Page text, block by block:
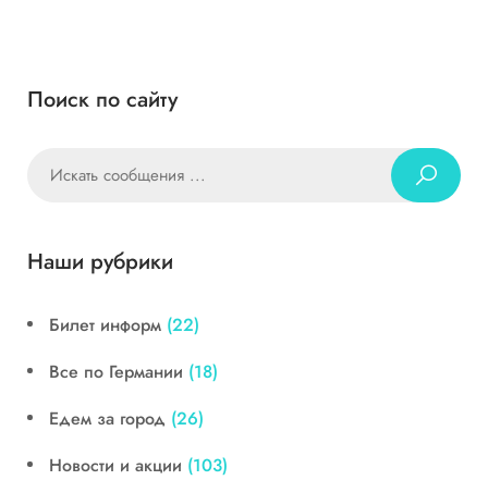
Поиск по сайту
Наши рубрики
Билет информ (22)
Все по Германии (18)
Едем за город (26)
Новости и акции (103)